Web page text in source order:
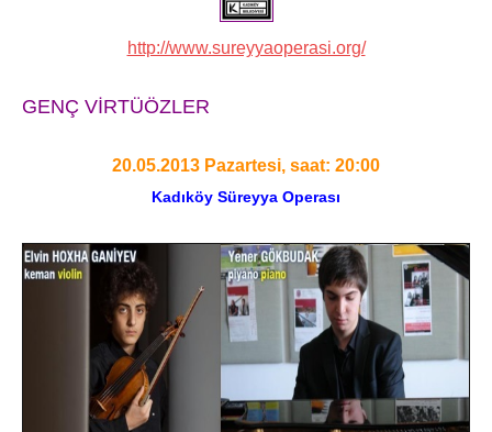
http://www.sureyyaoperasi.org/
GENÇ VİRTÜÖZLER
20.05.2013 Pazartesi, saat: 20:00
Kadıköy Süreyya Operası